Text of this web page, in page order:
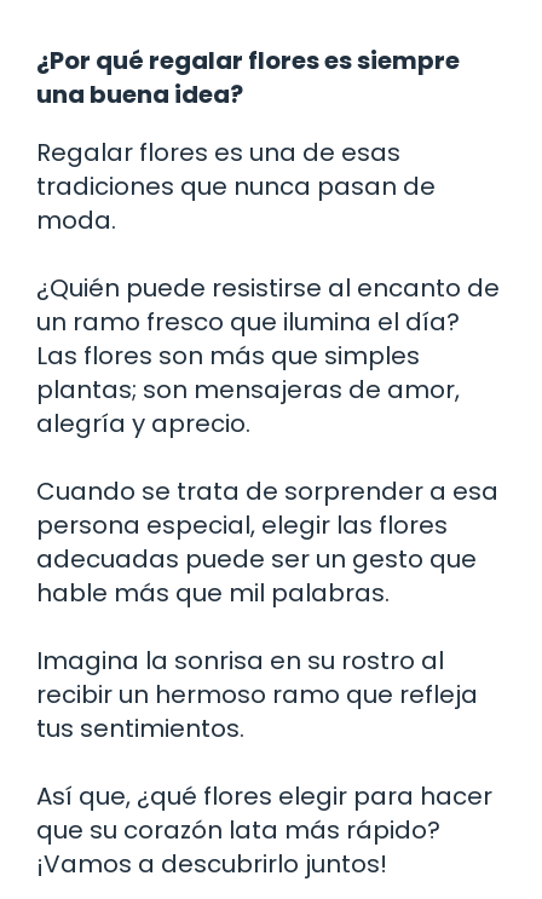
¿Por qué regalar flores es siempre
una buena idea?
Regalar flores es una de esas
tradiciones que nunca pasan de
moda.
¿Quién puede resistirse al encanto de
un ramo fresco que ilumina el día?
Las flores son más que simples
plantas; son mensajeras de amor,
alegría y aprecio.
Cuando se trata de sorprender a esa
persona especial, elegir las flores
adecuadas puede ser un gesto que
hable más que mil palabras.
Imagina la sonrisa en su rostro al
recibir un hermoso ramo que refleja
tus sentimientos.
Así que, ¿qué flores elegir para hacer
que su corazón lata más rápido?
¡Vamos a descubrirlo juntos!